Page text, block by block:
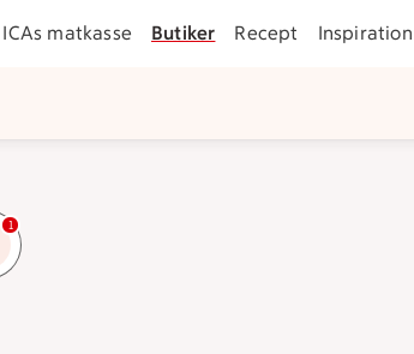
ICAs matkasse Butiker Recept Inspiration
1